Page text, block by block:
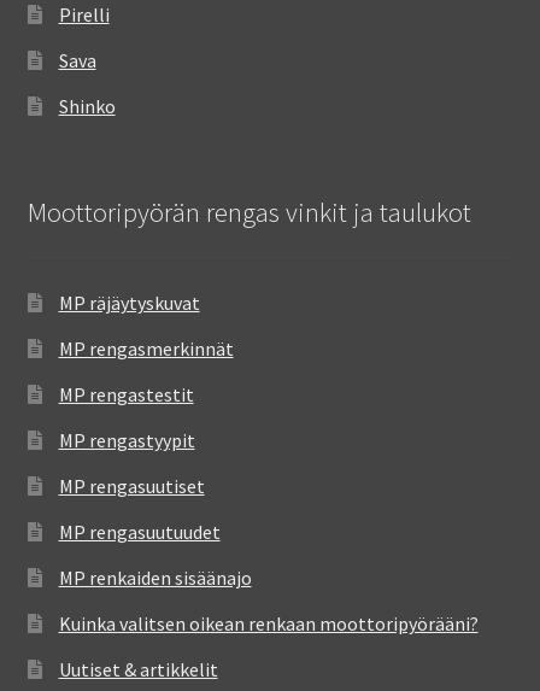
Pirelli
Sava
Shinko
Moottoripyörän rengas vinkit ja taulukot
MP räjäytyskuvat
MP rengasmerkinnät
MP rengastestit
MP rengastyypit
MP rengasuutiset
MP rengasuutuudet
MP renkaiden sisäänajo
Kuinka valitsen oikean renkaan moottoripyörääni?
Uutiset & artikkelit